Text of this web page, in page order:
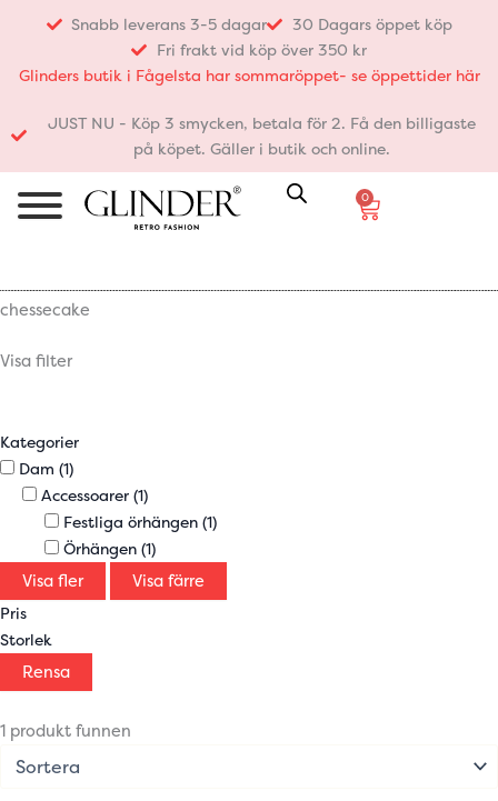
innehåll
Snabb leverans 3-5 dagar
30 Dagars öppet köp
Fri frakt vid köp över 350 kr
Glinders butik i Fågelsta har sommaröppet- se öppettider här
JUST NU - Köp 3 smycken, betala för 2. Få den billigaste
på köpet. Gäller i butik och online.
0
Varukorg
chessecake
Visa filter
Kategorier
Dam (1)
Accessoarer (1)
Festliga örhängen (1)
Örhängen (1)
Visa fler Visa färre
Pris
Storlek
Rensa
1 produkt funnen